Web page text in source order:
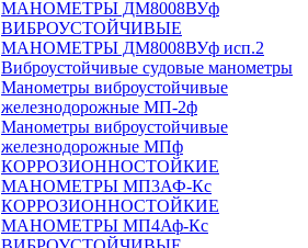
МАНОМЕТРЫ ДМ8008ВУф
ВИБРОУСТОЙЧИВЫЕ
МАНОМЕТРЫ ДМ8008ВУф исп.2
Виброустойчивые судовые манометры
Манометры виброустойчивые
железнодорожные МП-2ф
Манометры виброустойчивые
железнодорожные МПф
КОРРОЗИОННОСТОЙКИЕ
МАНОМЕТРЫ МП3АФ-Кс
КОРРОЗИОННОСТОЙКИЕ
МАНОМЕТРЫ МП4Аф-Кс